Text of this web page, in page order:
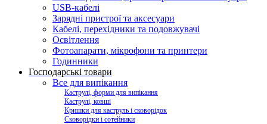
USB-кабелі
Зарядні пристрої та аксесуари
Кабелі, перехідники та подовжувачі
Освітлення
Фотоапарати, мікрофони та принтери
Годинники
Господарські товари
Все для випікання
Каструлі, форми для випікання
Каструлі, ковші
Кришки для каструль і сковорідок
Сковорідки і сотейники